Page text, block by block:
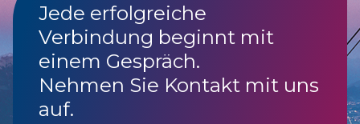
Jede erfolgreiche
Verbindung beginnt mit
einem Gespräch.
Nehmen Sie Kontakt mit uns
auf.